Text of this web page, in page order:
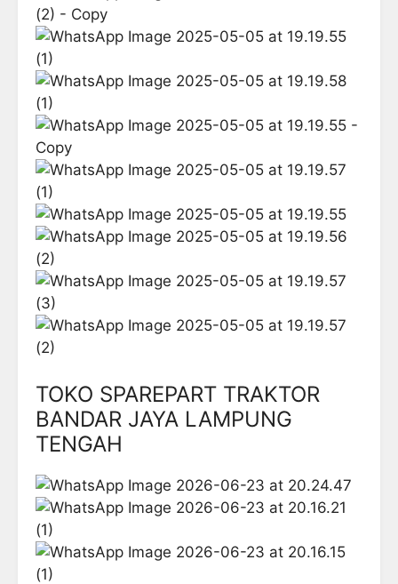
TOKO SPAREPART TRAKTOR
BANDAR JAYA LAMPUNG
TENGAH